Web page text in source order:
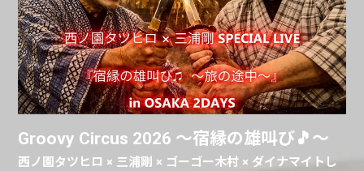
Groovy Circus 2026 ～宿縁の雄叫び🎵～
西ノ園タツヒロ × 三浦剛 × ゴーゴー木村 × ダイナマイトし